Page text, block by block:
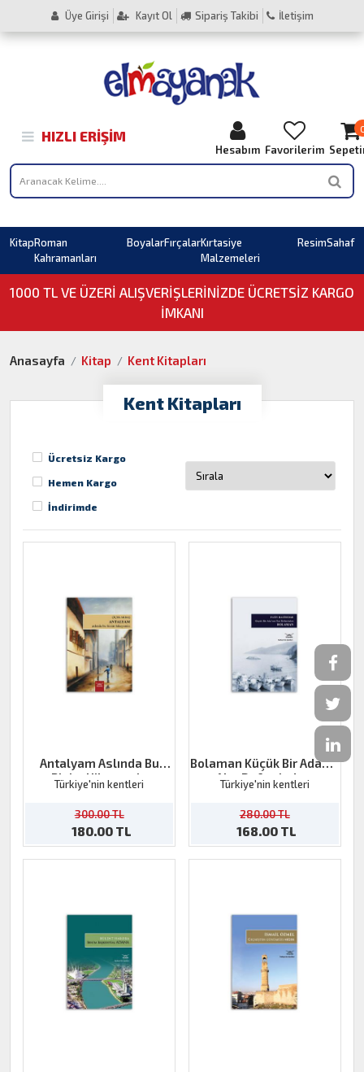
Üye Girişi Kayıt Ol Sipariş Takibi İletişim
HIZLI ERIŞIM
Hesabım Favorilerim
KitapRoman
Kahramanları
BoyalarFırçalarKırtasiye
Malzemeleri
ResimSahaf
1000 TL VE ÜZERI ALIŞVERIŞLERINIZDE ÜCRETSİZ KARGO
İMKANI
Anasayfa Kitap Kent Kitapları
Kent Kitapları
Ücretsiz Kargo
Hemen Kargo
İndirimde
Antalyam Aslında Bu
Bizim Hikayemiz
Türkiye'nin kentleri
300.00 TL
180.00 TL
Bolaman Küçük Bir Adanın
Not Defterinden
Türkiye'nin kentleri
280.00 TL
168.00 TL